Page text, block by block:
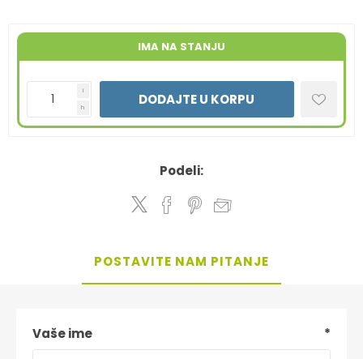
IMA NA STANJU
i
h DODAJTE U KORPU
Podeli:
POSTAVITE NAM PITANJE
Vaše ime *